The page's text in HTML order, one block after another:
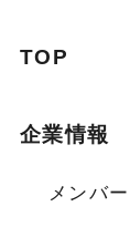
TOP
企業情報
メンバー